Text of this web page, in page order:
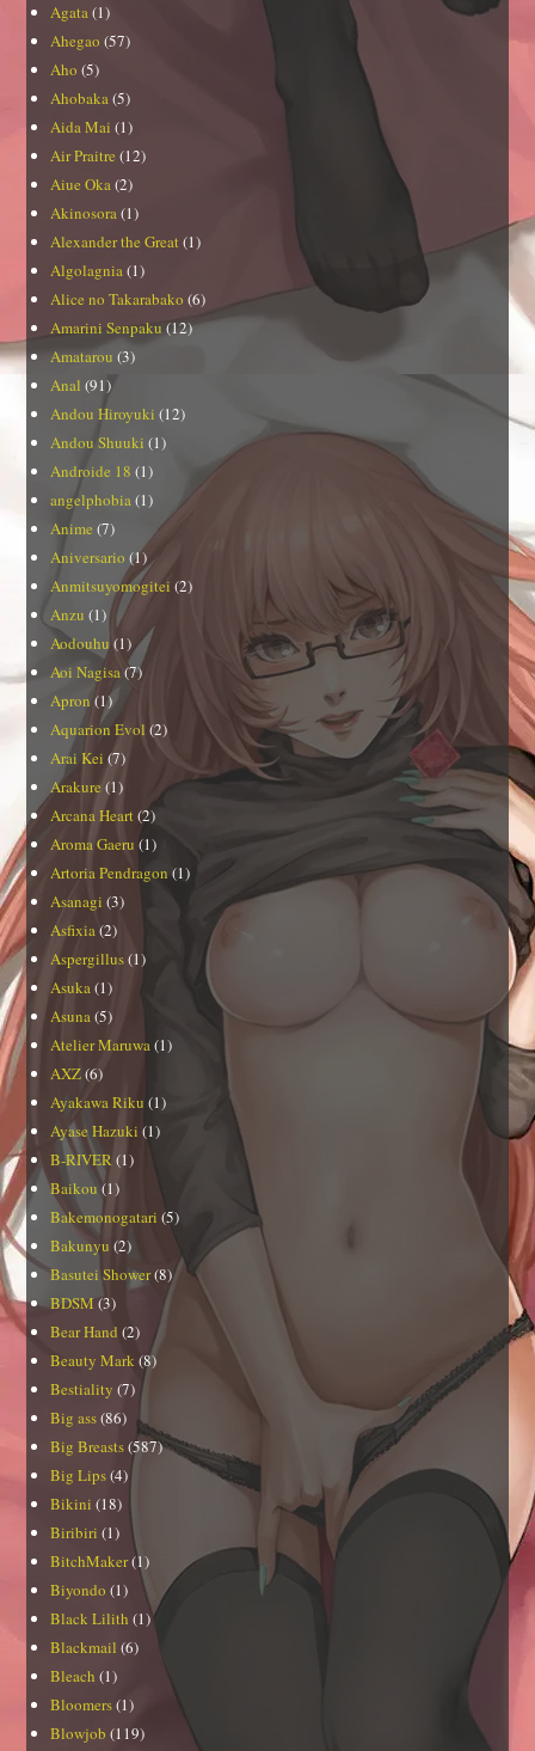
Agata(1)
Ahegao (57)
Aho (5)
Ahobaka(5)
Aida Mai (1)
Air Praitre (12)
Aiue Oka(2)
Akinosora(1)
Alexander the Great (1)
Algolagnia(1)
Alice no Takarabako (6)
Amarini Senpaku (12)
Amatarou (3)
Anal (91)
Andou Hiroyuki (12)
Andou Shuuki (1)
Androide 18 (1)
angelphobia(1)
Anime (7)
Aniversario (1)
Anmitsuyomogitei (2)
Anzu (1)
Aodouhu (1)
Aoi Nagisa(7)
Apron (1)
Aquarion Evol (2)
Arai Kei (7)
Arakure(1)
Arcana Heart(2)
Aroma Gaeru (1)
Artoria Pendragon (1)
Asanagi (3)
Asfixia(2)
Aspergillus(1)
Asuka(1)
Asuna(5)
Atelier Maruwa(1)
AXZ(6)
Ayakawa Riku (1)
Ayase Hazuki (1)
B-RIVER(1)
Baikou(1)
Bakemonogatari (5)
Bakunyu (2)
Basutei Shower(8)
BDSM(3)
Bear Hand (2)
Beauty Mark (8)
Bestiality (7)
Big ass(86)
Big Breasts(587)
Big Lips(4)
Bikini (18)
Biribiri (1)
BitchMaker(1)
Biyondo (1)
Black Lilith (1)
Blackmail (6)
Bleach (1)
Bloomers(1)
Blowjob (119)